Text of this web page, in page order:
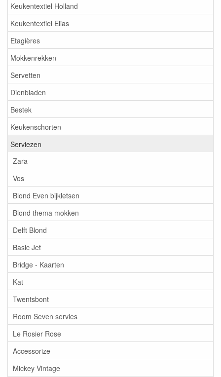
Keukentextiel Holland
Keukentextiel Elias
Etagières
Mokkenrekken
Servetten
Dienbladen
Bestek
Keukenschorten
Serviezen
Zara
Vos
Blond Even bijkletsen
Blond thema mokken
Delft Blond
Basic Jet
Bridge - Kaarten
Kat
Twentsbont
Room Seven servies
Le Rosier Rose
Accessorize
Mickey Vintage